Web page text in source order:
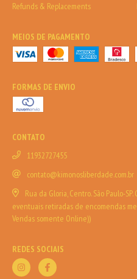
Refunds & Replacements
MEIOS DE PAGAMENTO
FORMAS DE ENVIO
CONTATO
11932727455
contato@kimonosliberdade.com.br
Rua da Gloria, Centro. São Paulo-
eventuais retiradas de encomendas
Vendas somente Online))
REDES SOCIAIS